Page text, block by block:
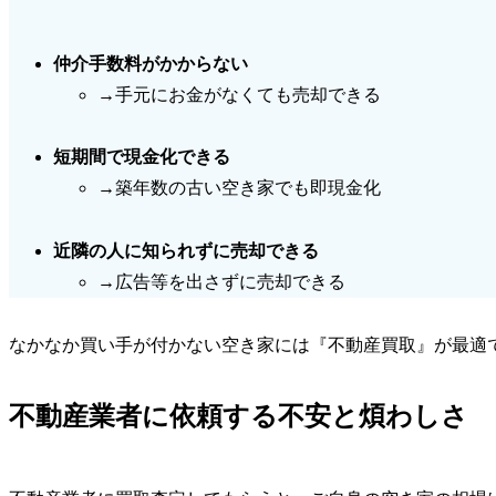
仲介手数料がかからない
→手元にお金がなくても売却できる
短期間で現金化できる
→築年数の古い空き家でも即現金化
近隣の人に知られずに売却できる
→広告等を出さずに売却できる
なかなか買い手が付かない空き家には 『不動産買取』 が最適
不動産業者に依頼する不安と煩わしさ